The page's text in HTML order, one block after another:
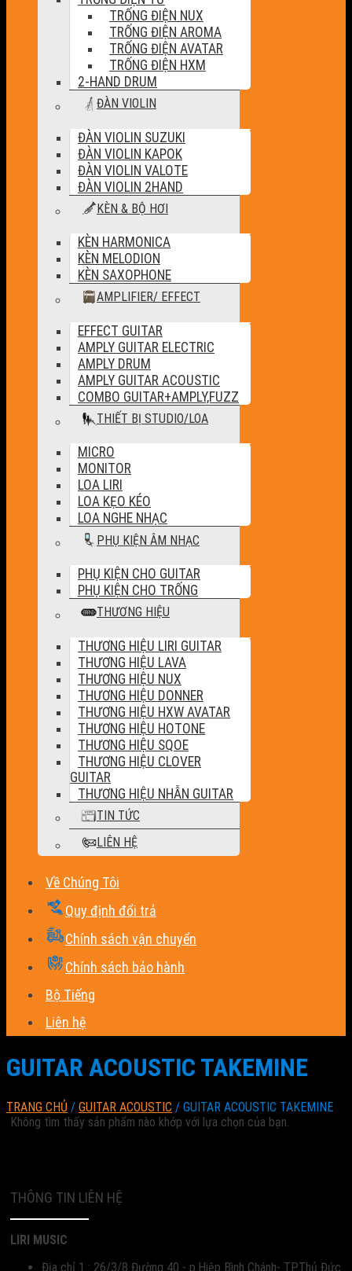
TRỐNG ĐIỆN NUX
TRỐNG ĐIỆN AROMA
TRỐNG ĐIỆN AVATAR
TRỐNG ĐIỆN HXM
2-HAND DRUM
ĐÀN VIOLIN
ĐÀN VIOLIN SUZUKI
ĐÀN VIOLIN KAPOK
ĐÀN VIOLIN VALOTE
ĐÀN VIOLIN 2HAND
KÈN & BỘ HƠI
KÈN HARMONICA
KÈN MELODION
KÈN SAXOPHONE
AMPLIFIER/ EFFECT
EFFECT GUITAR
AMPLY GUITAR ELECTRIC
AMPLY DRUM
AMPLY GUITAR ACOUSTIC
COMBO GUITAR+AMPLY,FUZZ
THIẾT BỊ STUDIO/LOA
MICRO
MONITOR
LOA LIRI
LOA KẸO KÉO
LOA NGHE NHẠC
PHỤ KIỆN ÂM NHẠC
PHỤ KIỆN CHO GUITAR
PHỤ KIỆN CHO TRỐNG
THƯƠNG HIỆU
THƯƠNG HIỆU LIRI GUITAR
THƯƠNG HIỆU LAVA
THƯƠNG HIỆU NUX
THƯƠNG HIỆU DONNER
THƯƠNG HIỆU HXW AVATAR
THƯƠNG HIỆU HOTONE
THƯƠNG HIỆU SQOE
THƯƠNG HIỆU CLOVER
GUITAR
THƯƠNG HIỆU NHẪN GUITAR
TIN TỨC
LIÊN HỆ
Về Chúng Tôi
Quy định đổi trả
Chính sách vận chuyển
Chính sách bảo hành
Bộ Tiếng
Liên hệ
GUITAR ACOUSTIC TAKEMINE
TRANG CHỦ / GUITAR ACOUSTIC / GUITAR ACOUSTIC TAKEMINE
Không tìm thấy sản phẩm nào khớp với lựa chọn của bạn.
THÔNG TIN LIÊN HỆ
LIRI MUSIC
Địa chỉ 1 : 26/3/8 Đường 40 - p.Hiệp Bình Chánh- TP.Thủ Đức